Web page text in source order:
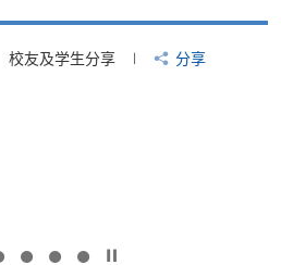
校友及学生分享 分享